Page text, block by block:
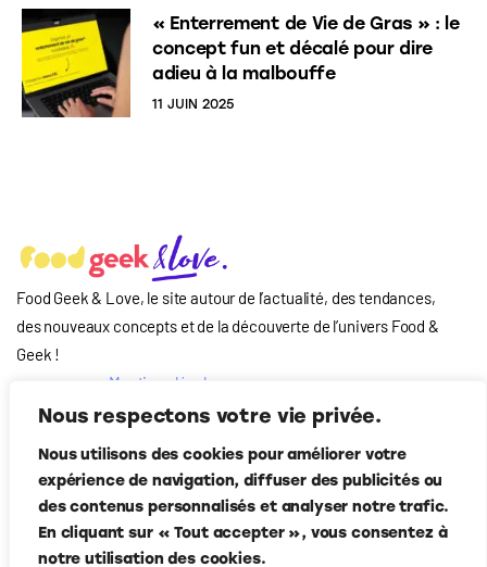
Nous respectons votre vie privée.
Nous utilisons des cookies pour améliorer votre
expérience de navigation, diffuser des publicités ou
des contenus personnalisés et analyser notre trafic.
En cliquant sur « Tout accepter », vous consentez à
notre utilisation des cookies.
« Enterrement de Vie de Gras » : le
concept fun et décalé pour dire
adieu à la malbouffe
11 JUIN 2025
Food Geek & Love, le site autour de l’actualité, des tendances,
des nouveaux concepts et de la découverte de l’univers Food&
Geek !
Mentions légales
Qui-sommes nous
Contact
Suivez-nous